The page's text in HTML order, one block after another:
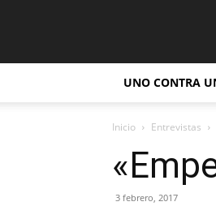
UNO CONTRA
Inicio Entrevistas
3 febrero, 2017